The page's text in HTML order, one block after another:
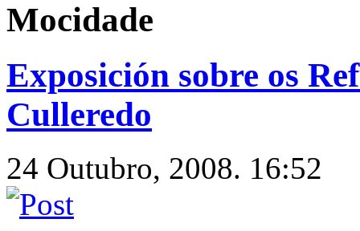
Mocidade
Exposición sobre os
Culleredo
24 Outubro, 2008. 16:52